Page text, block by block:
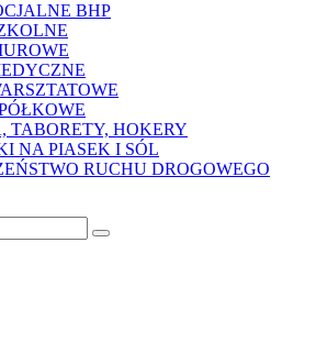
BHP
TABORETY, HOKERY
NA PIASEK I SÓL
RUCHU DROGOWEGO